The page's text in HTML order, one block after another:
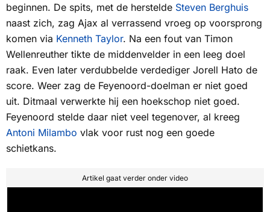
beginnen. De spits, met de herstelde Steven Berghuis
naast zich, zag Ajax al verrassend vroeg op voorsprong
komen via Kenneth Taylor. Na een fout van Timon
Wellenreuther tikte de middenvelder in een leeg doel
raak. Even later verdubbelde verdediger Jorell Hato de
score. Weer zag de Feyenoord-doelman er niet goed
uit. Ditmaal verwerkte hij een hoekschop niet goed.
Feyenoord stelde daar niet veel tegenover, al kreeg
Antoni Milambo vlak voor rust nog een goede
schietkans.
Artikel gaat verder onder video